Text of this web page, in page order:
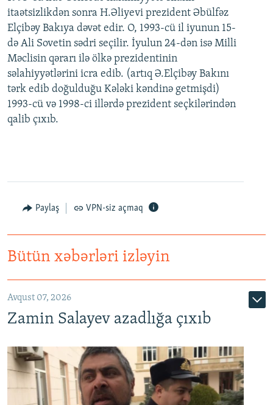
itaətsizlikdən sonra H.Əliyevi prezident Əbülfəz
Elçibəy Bakıya dəvət edir. O, 1993-cü il iyunun 15-
də Ali Sovetin sədri seçilir. İyulun 24-dən isə Milli
Məclisin qərarı ilə ölkə prezidentinin
səlahiyyətlərini icra edib. (artıq Ə.Elçibəy Bakını
tərk edib doğulduğu Kələki kəndinə getmişdi)
1993-cü və 1998-ci illərdə prezident seçkilərindən
qalib çıxıb.
Paylaş VPN-siz açmaq
Bütün xəbərləri izləyin
Avqust 07, 2026
Zamin Salayev azadlığa çıxıb